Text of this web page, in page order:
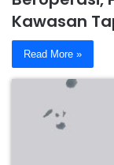
Kawasan
Read More »